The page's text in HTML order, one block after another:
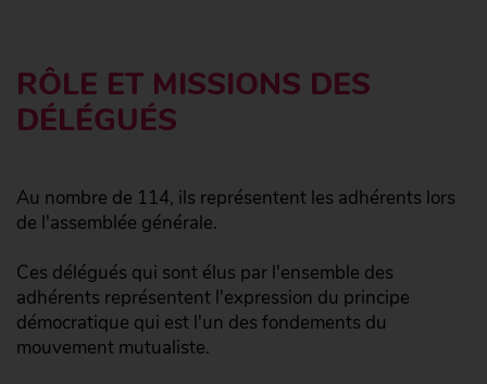
RÔLE ET MISSIONS DES
DÉLÉGUÉS
Au nombre de 114, ils représentent les adhérents lors
de l'assemblée générale.
Ces délégués qui sont élus par l'ensemble des
adhérents représentent l'expression du principe
démocratique qui est l'un des fondements du
mouvement mutualiste.